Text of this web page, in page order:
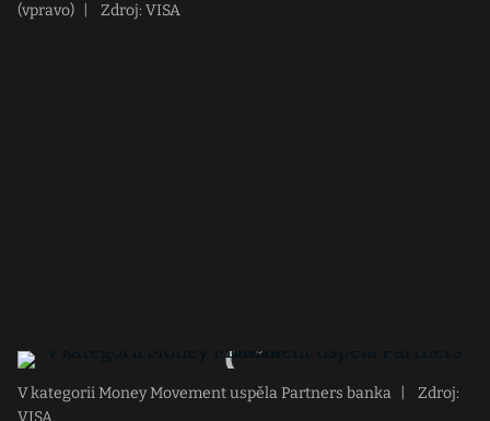
(vpravo)
Zdroj: VISA
V kategorii Money Movement uspěla Partners banka
Zdroj:
VISA